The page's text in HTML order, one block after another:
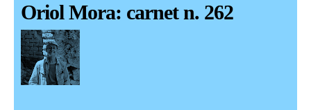
Oriol Mora: carnet n. 262